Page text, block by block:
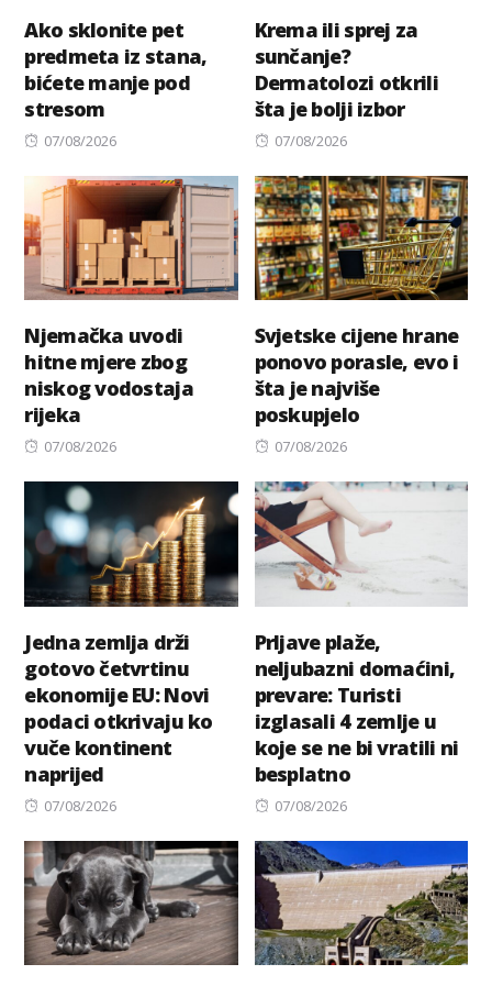
Ako sklonite pet
predmeta iz stana,
bićete manje pod
stresom
Posted
07/08/2026
Krema ili sprej za
sunčanje?
Dermatolozi otkrili
šta je bolji izbor
Posted
07/08/2026
Njemačka uvodi
hitne mjere zbog
niskog vodostaja
rijeka
Posted
07/08/2026
Svjetske cijene hrane
ponovo porasle, evo i
šta je najviše
poskupjelo
Posted
07/08/2026
Jedna zemlja drži
gotovo četvrtinu
ekonomije EU: Novi
podaci otkrivaju ko
vuče kontinent
naprijed
Posted
07/08/2026
Prljave plaže,
neljubazni domaćini,
prevare: Turisti
izglasali 4 zemlje u
koje se ne bi vratili ni
besplatno
Posted
07/08/2026